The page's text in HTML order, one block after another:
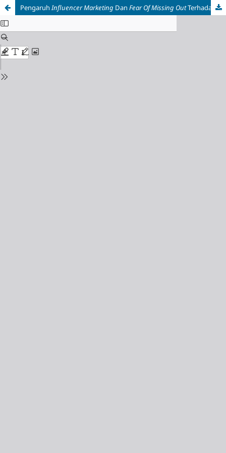
PengaruhInfluencer Marketing Dan Fear Of Missing OutTerhadap Keputusan Pembelian